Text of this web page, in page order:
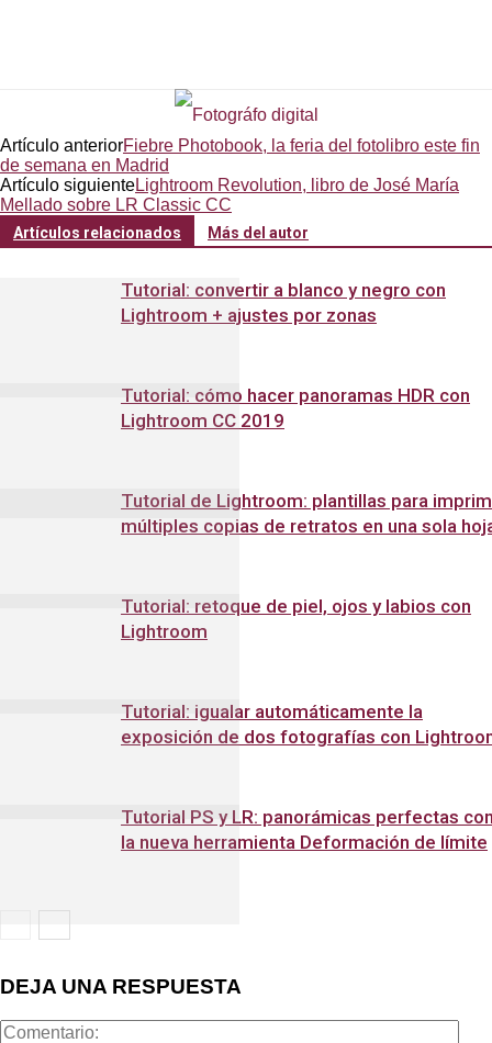
Artículo anteriorFiebre Photobook, la feria del fotolibro este fin
de semana en Madrid
Artículo siguienteLightroom Revolution, libro de José María
Mellado sobre LR Classic CC
Artículos relacionados Más del autor
Tutorial: convertir a blanco y negro con
Lightroom + ajustes por zonas
Tutorial: cómo hacer panoramas HDR con
Lightroom CC 2019
Tutorial de Lightroom: plantillas para
múltiples copias de retratos en una sola
Tutorial: retoque de piel, ojos y labios con
Lightroom
Tutorial: igualar automáticamente la
exposición de dos fotografías con
Tutorial PS y LR: panorámicas perfectas
la nueva herramienta Deformación de límite
DEJA UNA RESPUESTA